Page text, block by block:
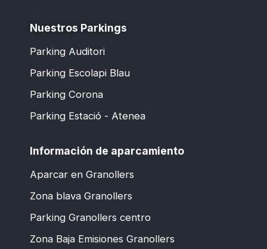
Nuestros Parkings
Parking Auditori
Parking Escolapi Blau
Parking Corona
Parking Estació - Atenea
Información de aparcamiento
Aparcar en Granollers
Zona blava Granollers
Parking Granollers centro
Zona Baja Emisiones Granollers